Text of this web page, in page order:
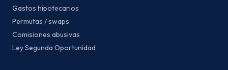
Gastos hipotecarios
Permutas / swaps
Comisiones abusivas
Ley Segunda Oportunidad